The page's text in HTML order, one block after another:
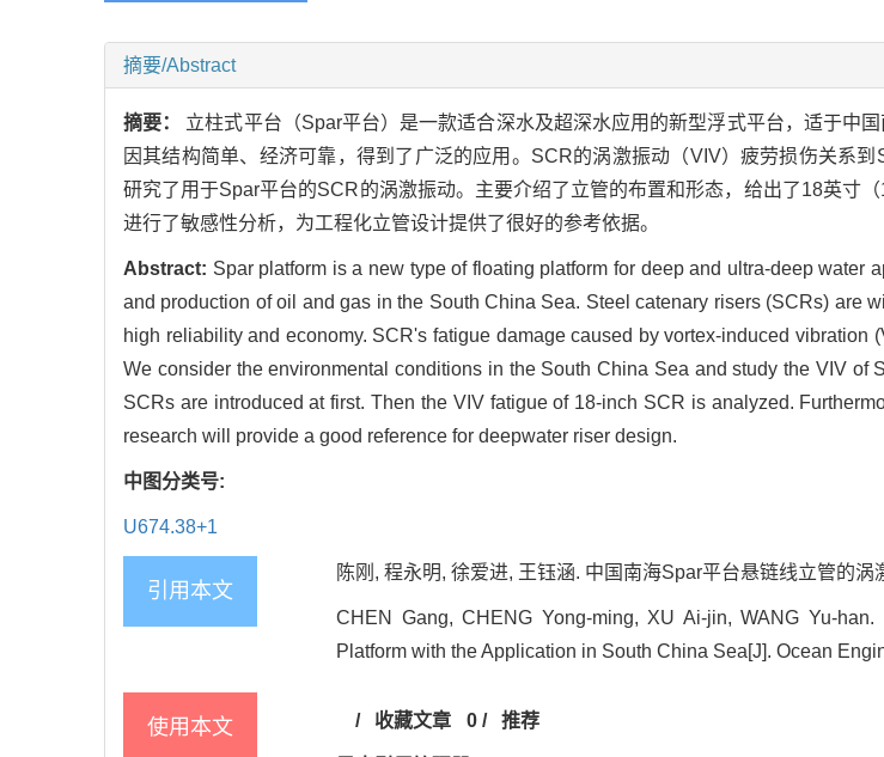
摘要/Abstract
摘要： 立柱式平台（Spar平台）是一款适合深水及超深水应用的新型浮式平台，适于中
因其结构简单、经济可靠，得到了广泛的应用。SCR的涡激振动（VIV）疲劳损伤关系
研究了用于Spar平台的SCR的涡激振动。主要介绍了立管的布置和形态，给出了18英寸
进行了敏感性分析，为工程化立管设计提供了很好的参考依据。
Abstract: Spar platform is a new type of floating platform for deep and ultra-deep water
and production of oil and gas in the South China Sea. Steel catenary risers (SCRs) are
high reliability and economy. SCR's fatigue damage caused by vortex-induced vibration
We consider the environmental conditions in the South China Sea and study the VIV of
SCRs are introduced at first. Then the VIV fatigue of 18-inch SCR is analyzed.
research will provide a good reference for deepwater riser design.
中图分类号:
U674.38+1
引用本文
陈刚, 程永明, 徐爱进, 王钰涵. 中国南海Spar平台悬链线立管的
CHEN Gang, CHENG Yong-ming, XU Ai-jin, WANG Yu-
Platform with the Application in South China Sea[J]. Ocean
使用本文 / 收藏文章 0/ 推荐